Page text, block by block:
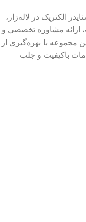
الکتریک در لاله‌زار،
ارائه مشاوره تخصصی و
مجموعه با بهره‌گیری از
باکیفیت و جلب